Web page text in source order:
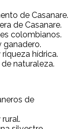
de Casanare.
de Casanare.
colombianos.
ganadero.
hídrica.
naturaleza.
de